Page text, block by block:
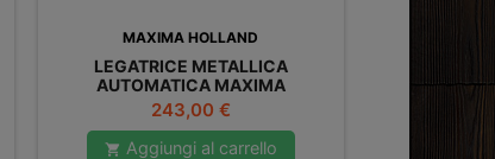
MAXIMA HOLLAND
LEGATRICE METALLICA
AUTOMATICA MAXIMA
Prezzo
243,00 €
 Aggiungi al carrello